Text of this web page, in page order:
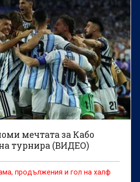
мечтата за Кабо
турнира (ВИДЕО)
продължения и гол на халф